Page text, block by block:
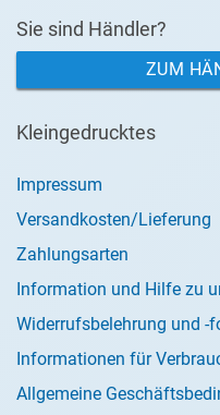
Sie sind Händler?
ZUM
Kleingedrucktes
Impressum
Versandkosten/Lieferung
Zahlungsarten
Information und Hilfe zu
Widerrufsbelehrung und -
Informationen für
Allgemeine